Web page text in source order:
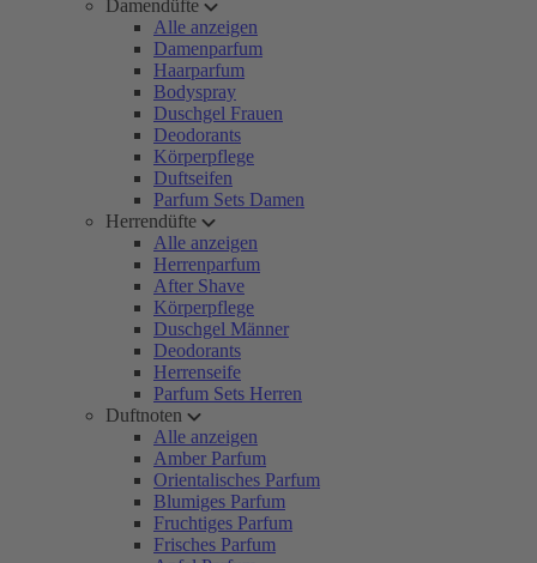
Damendüfte
Alle anzeigen
Damenparfum
Haarparfum
Bodyspray
Duschgel Frauen
Deodorants
Körperpflege
Duftseifen
Parfum Sets Damen
Herrendüfte
Alle anzeigen
Herrenparfum
After Shave
Körperpflege
Duschgel Männer
Deodorants
Herrenseife
Parfum Sets Herren
Duftnoten
Alle anzeigen
Amber Parfum
Orientalisches Parfum
Blumiges Parfum
Fruchtiges Parfum
Frisches Parfum